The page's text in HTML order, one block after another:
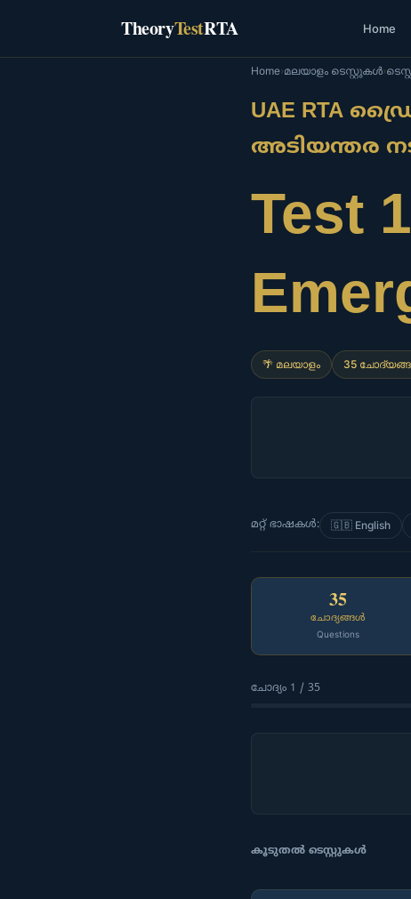
content
TheoryTestRTA Home
Home›മലയാളം ടെസ്റ്റുകൾ›
UAE RTA
അടിയന്തര
Test
🌴 മലയാളം 35
മറ്റ് ഭാഷകൾ: 🇬🇧 English
35
ചോദ്യങ്ങൾ
Questions
ചോദ്യം 1 / 35
കൂടുതൽ ടെസ്റ്റുകൾ